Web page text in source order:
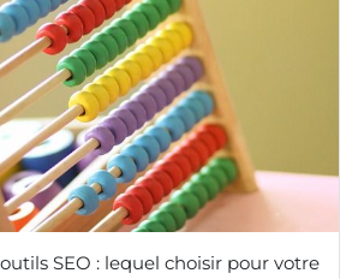
SEO : lequel choisir pour votre